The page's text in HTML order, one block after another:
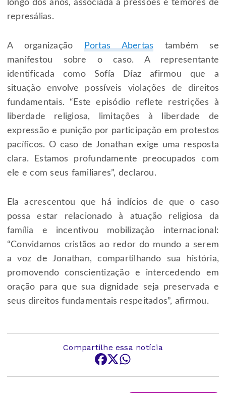
longo dos anos, associada a pressões e temores de
represálias.
A organização Portas Abertas também se
manifestou sobre o caso. A representante
identificada como Sofía Díaz afirmou que a
situação envolve possíveis violações de direitos
fundamentais. “Este episódio reflete restrições à
liberdade religiosa, limitações à liberdade de
expressão e punição por participação em protestos
pacíficos. O caso de Jonathan exige uma resposta
clara. Estamos profundamente preocupados com
ele e com seus familiares”, declarou.
Ela acrescentou que há indícios de que o caso
possa estar relacionado à atuação religiosa da
família e incentivou mobilização internacional:
“Convidamos cristãos ao redor do mundo a serem
a voz de Jonathan, compartilhando sua história,
promovendo conscientização e intercedendo em
oração para que sua dignidade seja preservada e
seus direitos fundamentais respeitados”, afirmou.
Compartilhe essa notícia